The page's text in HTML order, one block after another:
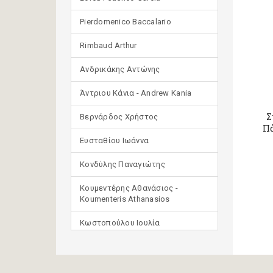
Pierdomenico Baccalario
Rimbaud Arthur
Ανδρικάκης Αντώνης
Άντριου Κάνια - Andrew Kania
Βερνάρδος Χρήστος
Ευσταθίου Ιωάννα
Κονδύλης Παναγιώτης
Κουμεντέρης Αθανάσιος -
Koumenteris Athanasios
Κωστοπούλου Ιουλία
(μετάφραση)